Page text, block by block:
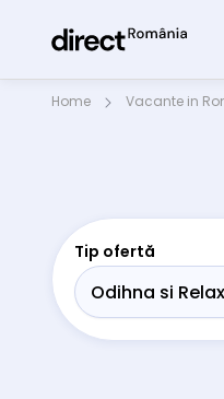
Home Vacante in
Tip ofertă